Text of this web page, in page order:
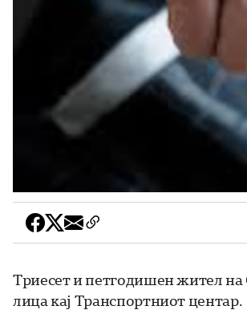
Триесет и петгодишен жител на
лица кај Транспортниот центар.